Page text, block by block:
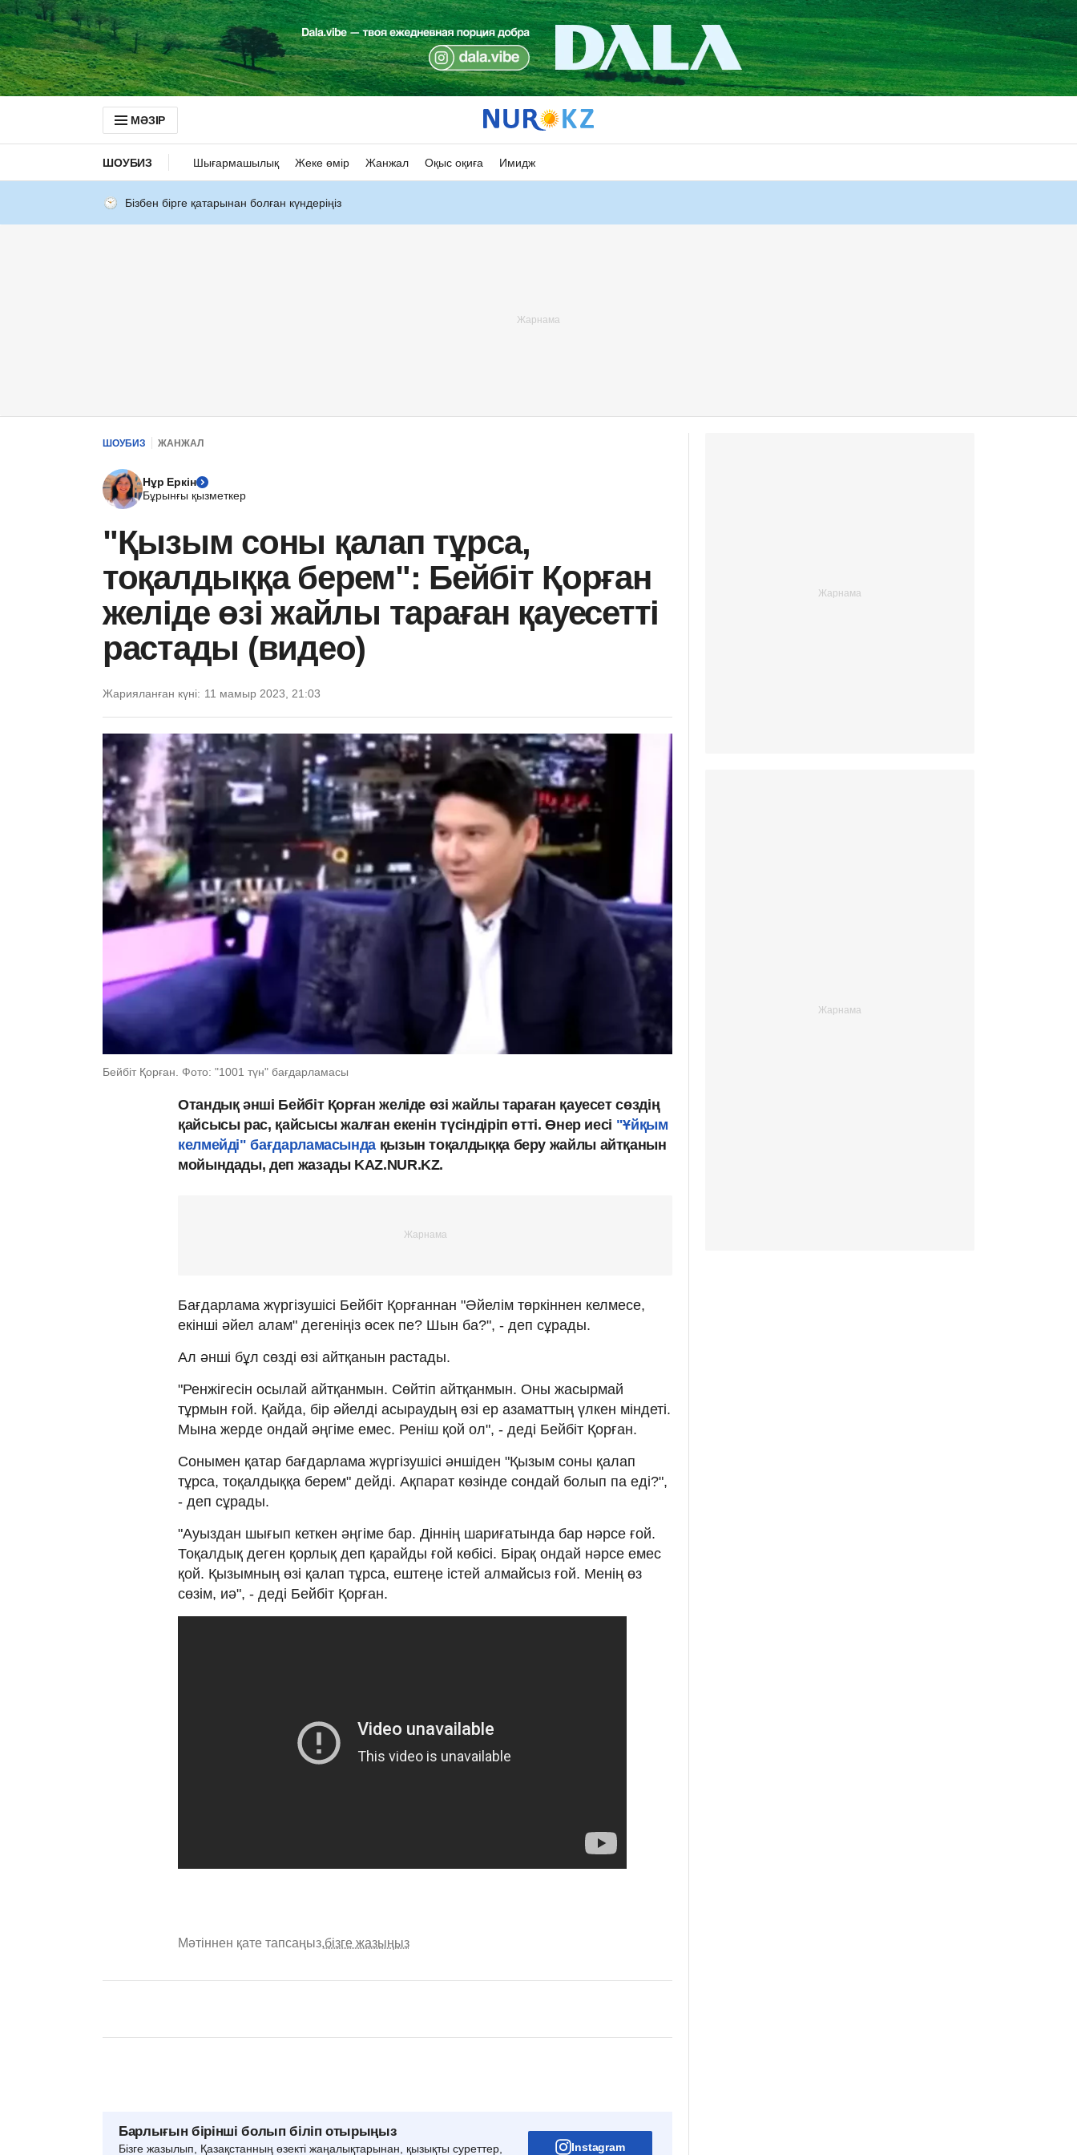
МӘЗІР
ШОУБИЗ Шығармашылық Жеке өмір Жанжал Оқыс оқиға Имидж
Бізбен бірге қатарынан болған күндеріңіз
ШОУБИЗ ЖАНЖАЛ
Нұр Еркін
Бұрынғы қызметкер
"Қызым соны қалап тұрса,
тоқалдыққа берем": Бейбіт Қорған
желіде өзі жайлы тараған қауесетті
растады (видео)
Жарияланған күні: 11 мамыр 2023, 21:03
Бейбіт Қорған. Фото: "1001 түн" бағдарламасы
Отандық әнші Бейбіт Қорған желіде өзі жайлы тараған қауесет сөздің
қайсысы рас, қайсысы жалған екенін түсіндіріп өтті. Өнер иесі "Ұйқым
келмейді" бағдарламасында қызын тоқалдыққа беру жайлы айтқанын
мойындады, деп жазады KAZ.NUR.KZ.
Бағдарлама жүргізушісі Бейбіт Қорғаннан "Әйелім төркіннен келмесе,
екінші әйел алам" дегеніңіз өсек пе? Шын ба?", - деп сұрады.
Ал әнші бұл сөзді өзі айтқанын растады.
"Ренжігесін осылай айтқанмын. Сөйтіп айтқанмын. Оны жасырмай
тұрмын ғой. Қайда, бір әйелді асыраудың өзі ер азаматтың үлкен міндеті.
Мына жерде ондай әңгіме емес. Реніш қой ол", - деді Бейбіт Қорған.
Сонымен қатар бағдарлама жүргізушісі әншіден "Қызым соны қалап
тұрса, тоқалдыққа берем" дейді. Ақпарат көзінде сондай болып па еді?",
- деп сұрады.
"Ауыздан шығып кеткен әңгіме бар. Діннің шариғатында бар нәрсе ғой.
Тоқалдық деген қорлық деп қарайды ғой көбісі. Бірақ ондай нәрсе емес
қой. Қызымның өзі қалап тұрса, ештеңе істей алмайсыз ғой. Менің өз
сөзім, иә", - деді Бейбіт Қорған.
Мәтіннен қате тапсаңыз,бізге жазыңыз
Барлығын бірінші болып біліп отырыңыз
Бізге жазылып, Қазақстанның өзекті жаңалықтарынан, қызықты суреттер, Instagram